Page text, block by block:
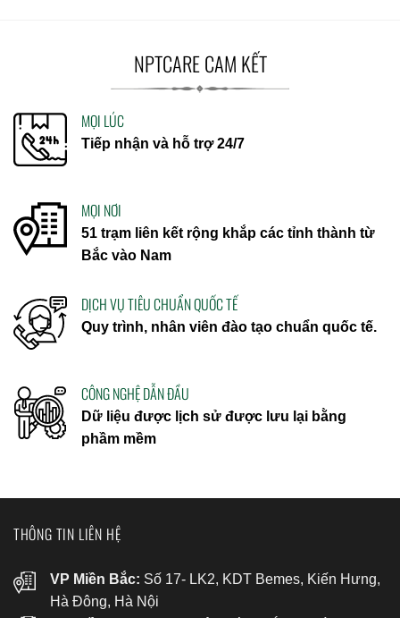
NPTCARE CAM KẾT
MỌI LÚC
Tiếp nhận và hỗ trợ 24/7
MỌI NƠI
51 trạm liên kết rộng khắp các tỉnh thành từ
Bắc vào Nam
DỊCH VỤ TIÊU CHUẨN QUỐC TẾ
Quy trình, nhân viên đào tạo chuẩn quốc tế.
CÔNG NGHỆ DẪN ĐẦU
Dữ liệu được lịch sử được lưu lại bằng
phầm mềm
THÔNG TIN LIÊN HỆ
VP Miền Bắc: Số 17- LK2, KDT Bemes, Kiến Hưng,
Hà Đông, Hà Nội